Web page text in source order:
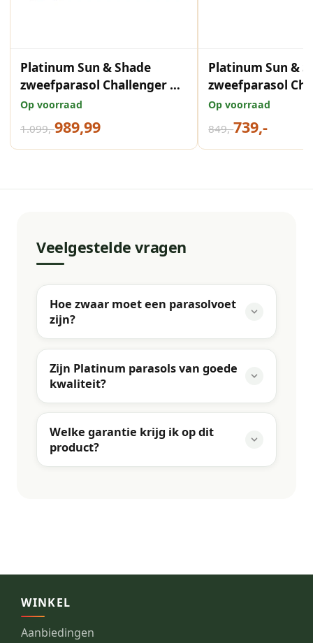
Platinum Sun & Shade
zweefparasol Challenger T¹
Telescope premium
350x350 Havana.
Op voorraad
1.099,-989,99
Platinum Sun &
zweefparasol
400x300
Op voorraad
849,-739,-
Veelgestelde vragen
Hoe zwaar moet een parasolvoet
zijn?
Zijn Platinum parasols van goede
kwaliteit?
Welke garantie krijg ik op dit
product?
WINKEL
Aanbiedingen